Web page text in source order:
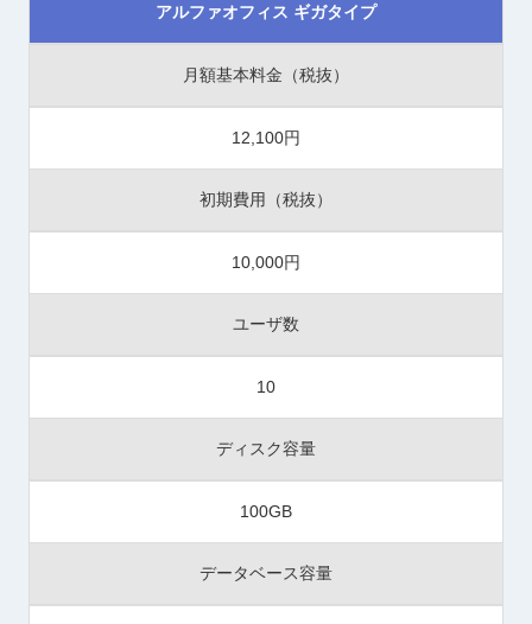
アルファオフィス ギガタイプ
月額基本料金（税抜）
12,100円
初期費用（税抜）
10,000円
ユーザ数
10
ディスク容量
100GB
データベース容量